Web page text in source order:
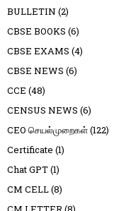
BULLETIN (2)
CBSE BOOKS (6)
CBSE EXAMS (4)
CBSE NEWS (6)
CCE (48)
CENSUS NEWS (6)
CEO செயல்முறைகள்(122)
Certificate (1)
Chat GPT(1)
CM CELL(8)